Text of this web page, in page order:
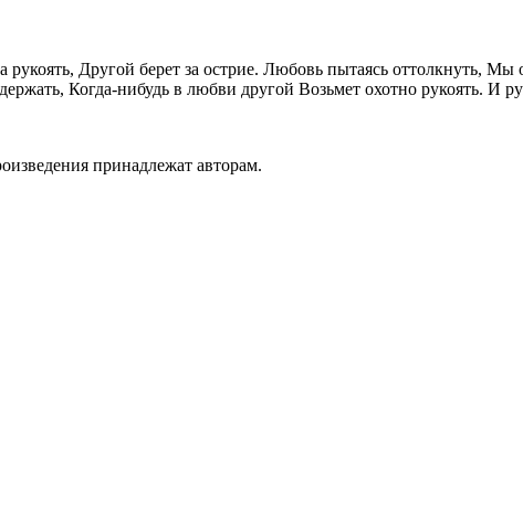
Другой берет за острие. Любовь пытаясь оттолкнуть,
Когда-нибудь в любви другой Возьмет охотно рукоять. И
принадлежат авторам.